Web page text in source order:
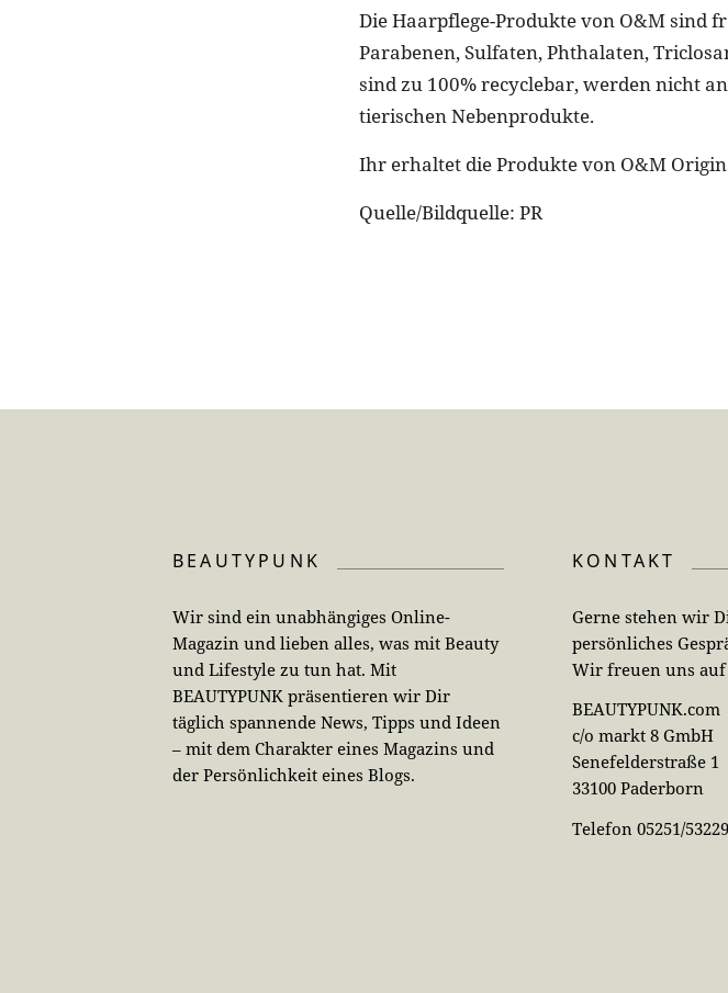
Die Haarpflege-Produkte von O&M sind
Parabenen, Sulfaten, Phthalaten,
sind zu 100% recyclebar, werden nicht
tierischen Nebenprodukte.
Ihr erhaltet die Produkte von O&M
Quelle/Bildquelle: PR
BEAUTYPUNK
Wir sind ein unabhängiges Online-
Magazin und lieben alles, was mit Beauty
und Lifestyle zu tun hat. Mit
BEAUTYPUNK präsentieren wir Dir
täglich spannende News, Tipps und Ideen
– mit dem Charakter eines Magazins und
der Persönlichkeit eines Blogs.
KONTAKT
Gerne stehen wir
persönliches
Wir freuen uns
BEAUTYPUNK.com
c/o markt 8 GmbH
Senefelderstraße 1
33100 Paderborn
Telefon 05251/